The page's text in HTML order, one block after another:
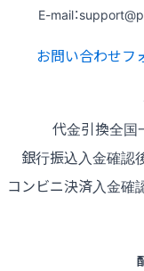
E-mail：
お問い合わせフ
代金引換全国
銀行振込入金確認
コンビニ決済入金確